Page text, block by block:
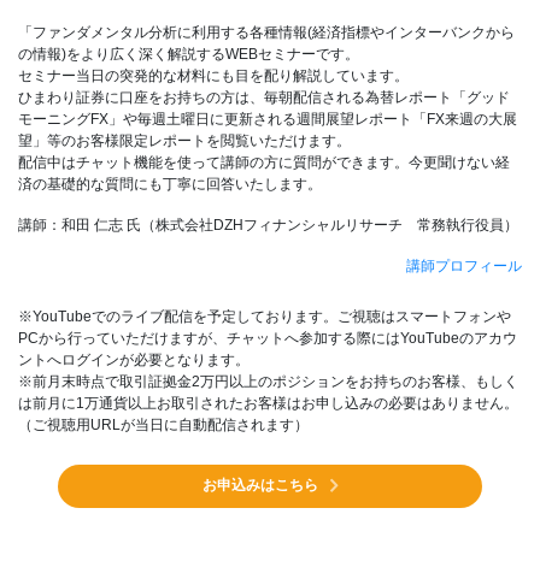
「ファンダメンタル分析に利用する各種情報(経済指標やインターバンクから
の情報)をより広く深く解説するWEBセミナーです。
セミナー当日の突発的な材料にも目を配り解説しています。
ひまわり証券に口座をお持ちの方は、毎朝配信される為替レポート「グッド
モーニングFX」や毎週土曜日に更新される週間展望レポート「FX来週の大展
望」等のお客様限定レポートを閲覧いただけます。
配信中はチャット機能を使って講師の方に質問ができます。今更聞けない経
済の基礎的な質問にも丁寧に回答いたします。
講師：和田 仁志 氏（株式会社DZHフィナンシャルリサーチ 常務執行役員）
講師プロフィール
※YouTubeでのライブ配信を予定しております。ご視聴はスマートフォンや
PCから行っていただけますが、チャットへ参加する際にはYouTubeのアカウ
ントへログインが必要となります。
※前月末時点で取引証拠金2万円以上のポジションをお持ちのお客様、もしく
は前月に1万通貨以上お取引されたお客様はお申し込みの必要はありません。
（ご視聴用URLが当日に自動配信されます）
お申込みはこちら